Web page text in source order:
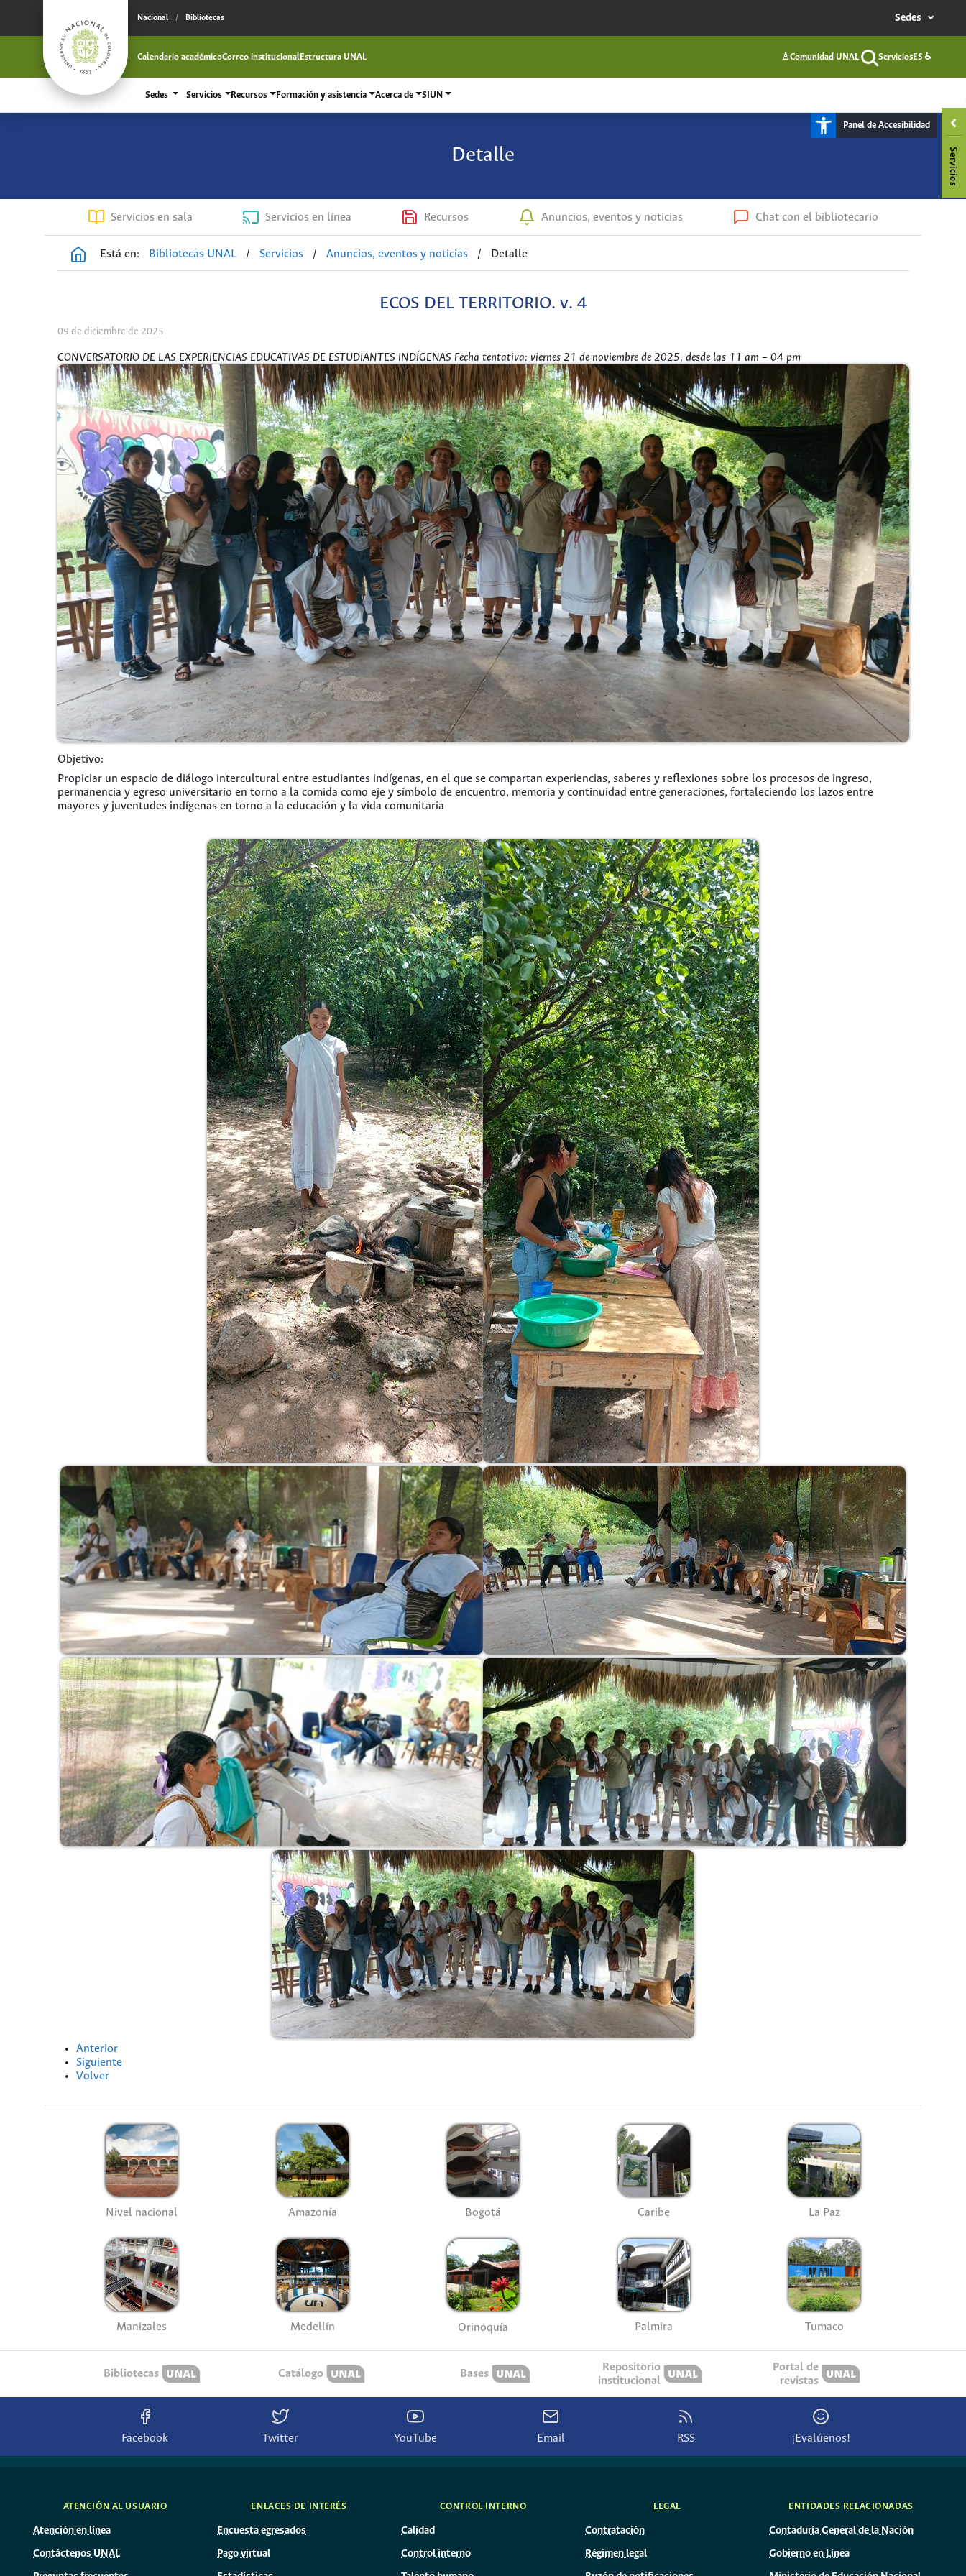
Nacional / Bibliotecas Sedes
Calendario académicoCorreo institucionalEstructura UNAL ♙Comunidad UNAL
Buscar
ServiciosES ♿
Sedes Servicios Recursos Formación y asistencia Acerca de SIUN
Panel de Accesibilidad
Detalle
Servicios en sala Servicios en línea Recursos Anuncios, eventos y noticias Chat con el bibliotecario
Está en: Bibliotecas UNAL / Servicios / Anuncios, eventos y noticias / Detalle
ECOS DEL TERRITORIO. v. 4
09 de diciembre de 2025
CONVERSATORIO DE LAS EXPERIENCIAS EDUCATIVAS DE ESTUDIANTES INDÍGENAS Fecha tentativa: viernes 21 de noviembre de 2025, desde las 11 am – 04 pm
Objetivo:
Propiciar un espacio de diálogo intercultural entre estudiantes indígenas, en el que se compartan experiencias, saberes y reflexiones sobre los procesos de ingreso,
permanencia y egreso universitario en torno a la comida como eje y símbolo de encuentro, memoria y continuidad entre generaciones, fortaleciendo los lazos entre
mayores y juventudes indígenas en torno a la educación y la vida comunitaria
Anterior
Siguiente
Volver
Nivel nacional Amazonía Bogotá Caribe La Paz
Manizales Medellín Orinoquía Palmira Tumaco
Bibliotecas Catálogo Bases
Repositorio
institucional
Portal de
revistas
Facebook Twitter YouTube Email RSS ¡Evalúenos!
ATENCIÓN AL USUARIO
Atención en línea
Contáctenos UNAL
ENLACES DE INTERÉS
Encuesta egresados
Pago virtual
CONTROL INTERNO
Calidad
Control interno
LEGAL
Contratación
Régimen legal
ENTIDADES RELACIONADAS
Contaduría General de la Nación
Gobierno en Línea